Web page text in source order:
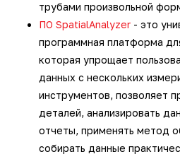
трубами произвольной
ПО SpatialAnalyzer - это
программная платформа
которая упрощает
данных с нескольких
инструментов, позволяет
деталей, анализировать
отчеты, применять метод
собирать данные